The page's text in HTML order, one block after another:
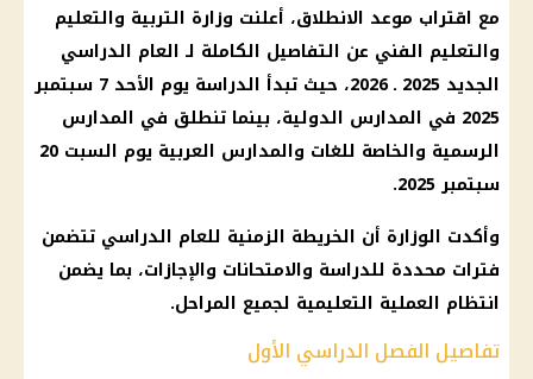
مع اقتراب موعد الانطلاق، أعلنت وزارة التربية والتعليم
والتعليم الفني عن التفاصيل الكاملة لـ العام الدراسي
الجديد 2025 ـ 2026، حيث تبدأ الدراسة يوم الأحد 7 سبتمبر
2025 في المدارس الدولية، بينما تنطلق في المدارس
الرسمية والخاصة للغات والمدارس العربية يوم السبت 20
سبتمبر 2025.
وأكدت الوزارة أن الخريطة الزمنية للعام الدراسي تتضمن
فترات محددة للدراسة والامتحانات والإجازات، بما يضمن
انتظام العملية التعليمية لجميع المراحل.
تفاصيل الفصل الدراسي الأول